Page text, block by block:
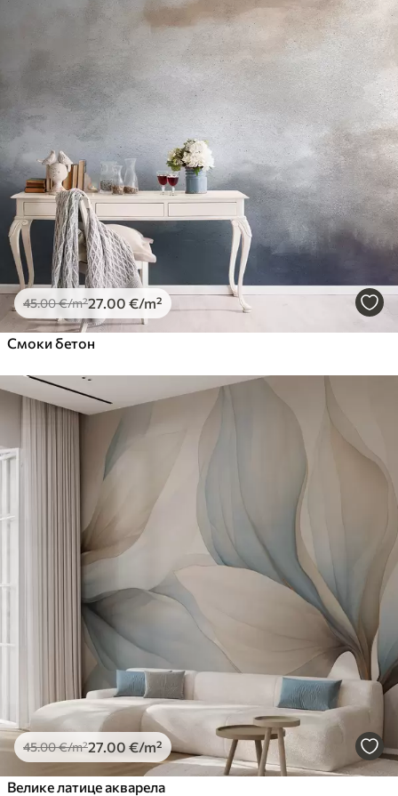
45.00€/m²27 .00 €/m²
Смоки бетон
45.00€/m²27 .00 €/m²
Велике латице акварела